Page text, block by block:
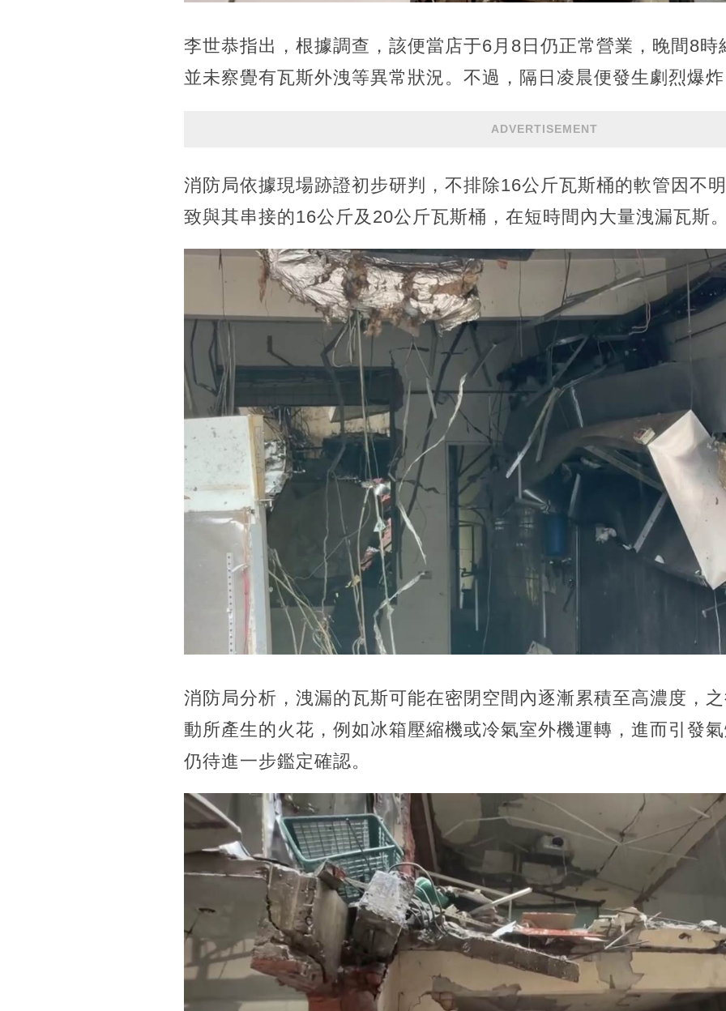
李世恭指出，根據調查，該便當店于6月8日仍正常營業，晚間8
並未察覺有瓦斯外洩等異常狀況。不過，隔日凌晨便發生劇烈爆
ADVERTISEMENT
消防局依據現場跡證初步研判，不排除16公斤瓦斯桶的軟管因不
致與其串接的16公斤及20公斤瓦斯桶，在短時間內大量洩漏瓦斯
消防局分析，洩漏的瓦斯可能在密閉空間內逐漸累積至高濃度，
動所產生的火花，例如冰箱壓縮機或冷氣室外機運轉，進而引發
仍待進一步鑑定確認。